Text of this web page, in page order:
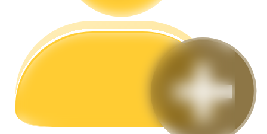
กลยุทธ์การซื้อขาย
เรียนรู้วิธีการรักษาผลกำไร